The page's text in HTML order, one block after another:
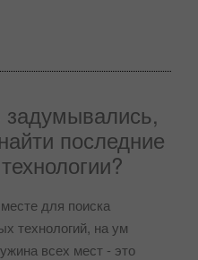
задумывались,
последние
для поиска
технологий, на ум
всех мест - это